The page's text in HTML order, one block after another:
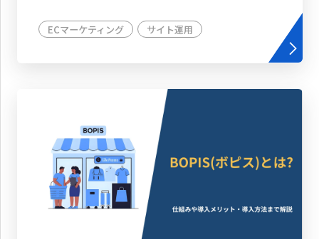
ECマーケティング サイト運用